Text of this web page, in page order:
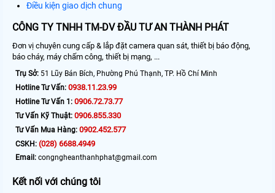
Điều kiện giao dịch chung
CÔNG TY TNHH TM-DV ĐẦU TƯ AN THÀNH PHÁT
Đơn vị chuyên cung cấp & lắp đặt camera quan sát, thiết bị báo động,
báo cháy, máy chấm công, thiết bị mạng, ...
Trụ Sở: 51 Lũy Bán Bích, Phường Phú Thạnh, TP. Hồ Chí Minh
Hotline Tư Vấn: 0938.11.23.99
Hotline Tư Vấn 1: 0906.72.73.77
Tư Vấn Kỹ Thuật: 0906.855.330
Tư Vấn Mua Hàng: 0902.452.577
CSKH: (028) 6688.4949
Email: congngheanthanhphat@gmail.com
Kết nối với chúng tôi